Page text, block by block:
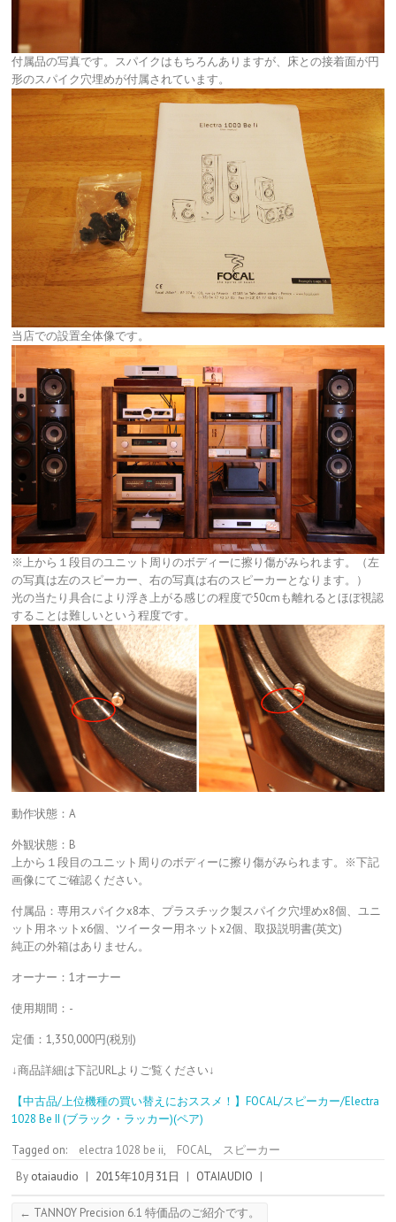
付属品の写真です。スパイクはもちろんありますが、床との接着面が円
形のスパイク穴埋めが付属されています。
当店での設置全体像です。
※上から１段目のユニット周りのボディーに擦り傷がみられます。（左
の写真は左のスピーカー、右の写真は右のスピーカーとなります。）
光の当たり具合により浮き上がる感じの程度で50cmも離れるとほぼ視認
することは難しいという程度です。
動作状態：A
外観状態：B
上から１段目のユニット周りのボディーに擦り傷がみられます。※下記
画像にてご確認ください。
付属品：専用スパイクx8本、プラスチック製スパイク穴埋めx8個、ユニ
ット用ネットx6個、ツイーター用ネットx2個、取扱説明書(英文)
純正の外箱はありません。
オーナー：1オーナー
使用期間：-
定価：1,350,000円(税別)
↓商品詳細は下記URLよりご覧ください↓
【中古品/上位機種の買い替えにおススメ！】FOCAL/スピーカー/Electra
1028 Be II (ブラック・ラッカー)(ペア)
Tagged on: electra 1028 be ii, FOCAL,
スピーカー
By otaiaudio | 2015年10月31日 | OTAIAUDIO |
← TANNOY Precision 6.1 特価品のご紹介です。